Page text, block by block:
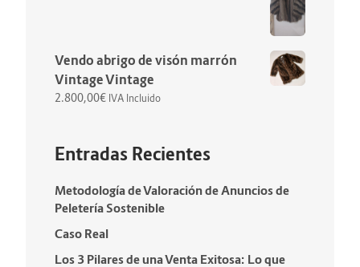
Vendo abrigo de visón marrón
Vintage Vintage
2.800,00€ IVA Incluido
Entradas Recientes
Metodología de Valoración de Anuncios de
Peletería Sostenible
Caso Real
Los 3 Pilares de una Venta Exitosa: Lo que